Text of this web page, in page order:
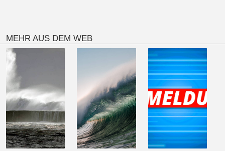
MEHR AUS DEM WEB